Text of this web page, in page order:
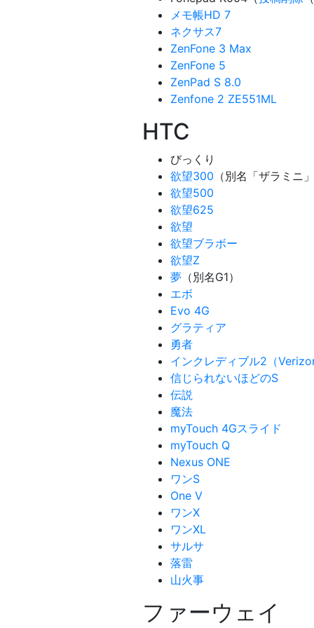
メモ帳HD 7
ネクサス7
ZenFone 3 Max
ZenFone 5
ZenPad S 8.0
Zenfone 2 ZE551ML
HTC
びっくり
欲望300 （別名「ザラミニ
欲望500
欲望625
欲望
欲望ブラボー
欲望Z
夢 （別名G1）
エボ
Evo 4G
グラティア
勇者
インクレディブル2（
信じられないほどのS
伝説
魔法
myTouch 4Gスライド
myTouch Q
Nexus ONE
ワンS
One V
ワンX
ワンXL
サルサ
落雷
山火事
ファーウェイ